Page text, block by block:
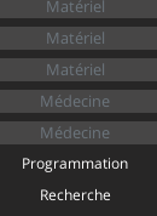
Programmation
Recherche